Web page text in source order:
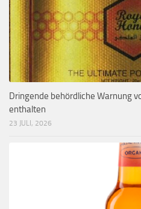
Dringende behördliche Warnung
enthalten
23 JULI, 2026